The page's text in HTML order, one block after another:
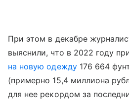
При этом в декабре
выяснили, что в 2022 году
на новую одежду176 664
(примерно 15,4 миллиона
для нее рекордом за